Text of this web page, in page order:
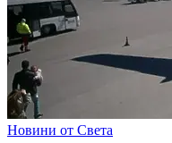
Новини от Света